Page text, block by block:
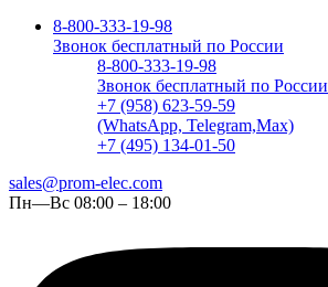
8-800-333-19-98
Звонок бесплатный по России
8-800-333-19-98
Звонок бесплатный по России
+7 (958) 623-59-59
(WhatsApp, Telegram,Max)
+7 (495) 134-01-50
sales@prom-elec.com
Пн—Вс 08:00 – 18:00